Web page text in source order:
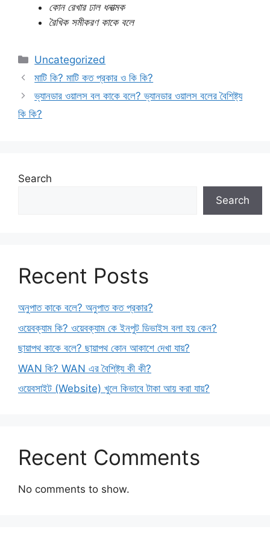
কোন রেখার ঢাল ধনাত্মক
রৈখিক সমীকরণ কাকে বলে
Categories
Uncategorized
মাটি কি? মাটি কত প্রকার ও কি কি?
ভ্যানডার ওয়ালস বল কাকে বলে? ভ্যানডার ওয়ালস বলের বৈশিষ্ট্য
কি কি?
Search
Search
Recent Posts
অনুপাত কাকে বলে? অনুপাত কত প্রকার?
ওয়েবক্যাম কি? ওয়েবক্যাম কে ইনপুট ডিভাইস বলা হয় কেন?
ছায়াপথ কাকে বলে? ছায়াপথ কোন আকাশে দেখা যায়?
WAN কি? WAN এর বৈশিষ্ট্য কী কী?
ওয়েবসাইট (Website) খুলে কিভাবে টাকা আয় করা যায়?
Recent Comments
No comments to show.